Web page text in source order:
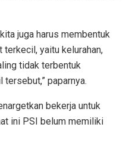
juga harus membentuk
yaitu kelurahan,
tidak terbentuk
paparnya.
bekerja untuk
ini PSI belum memiliki